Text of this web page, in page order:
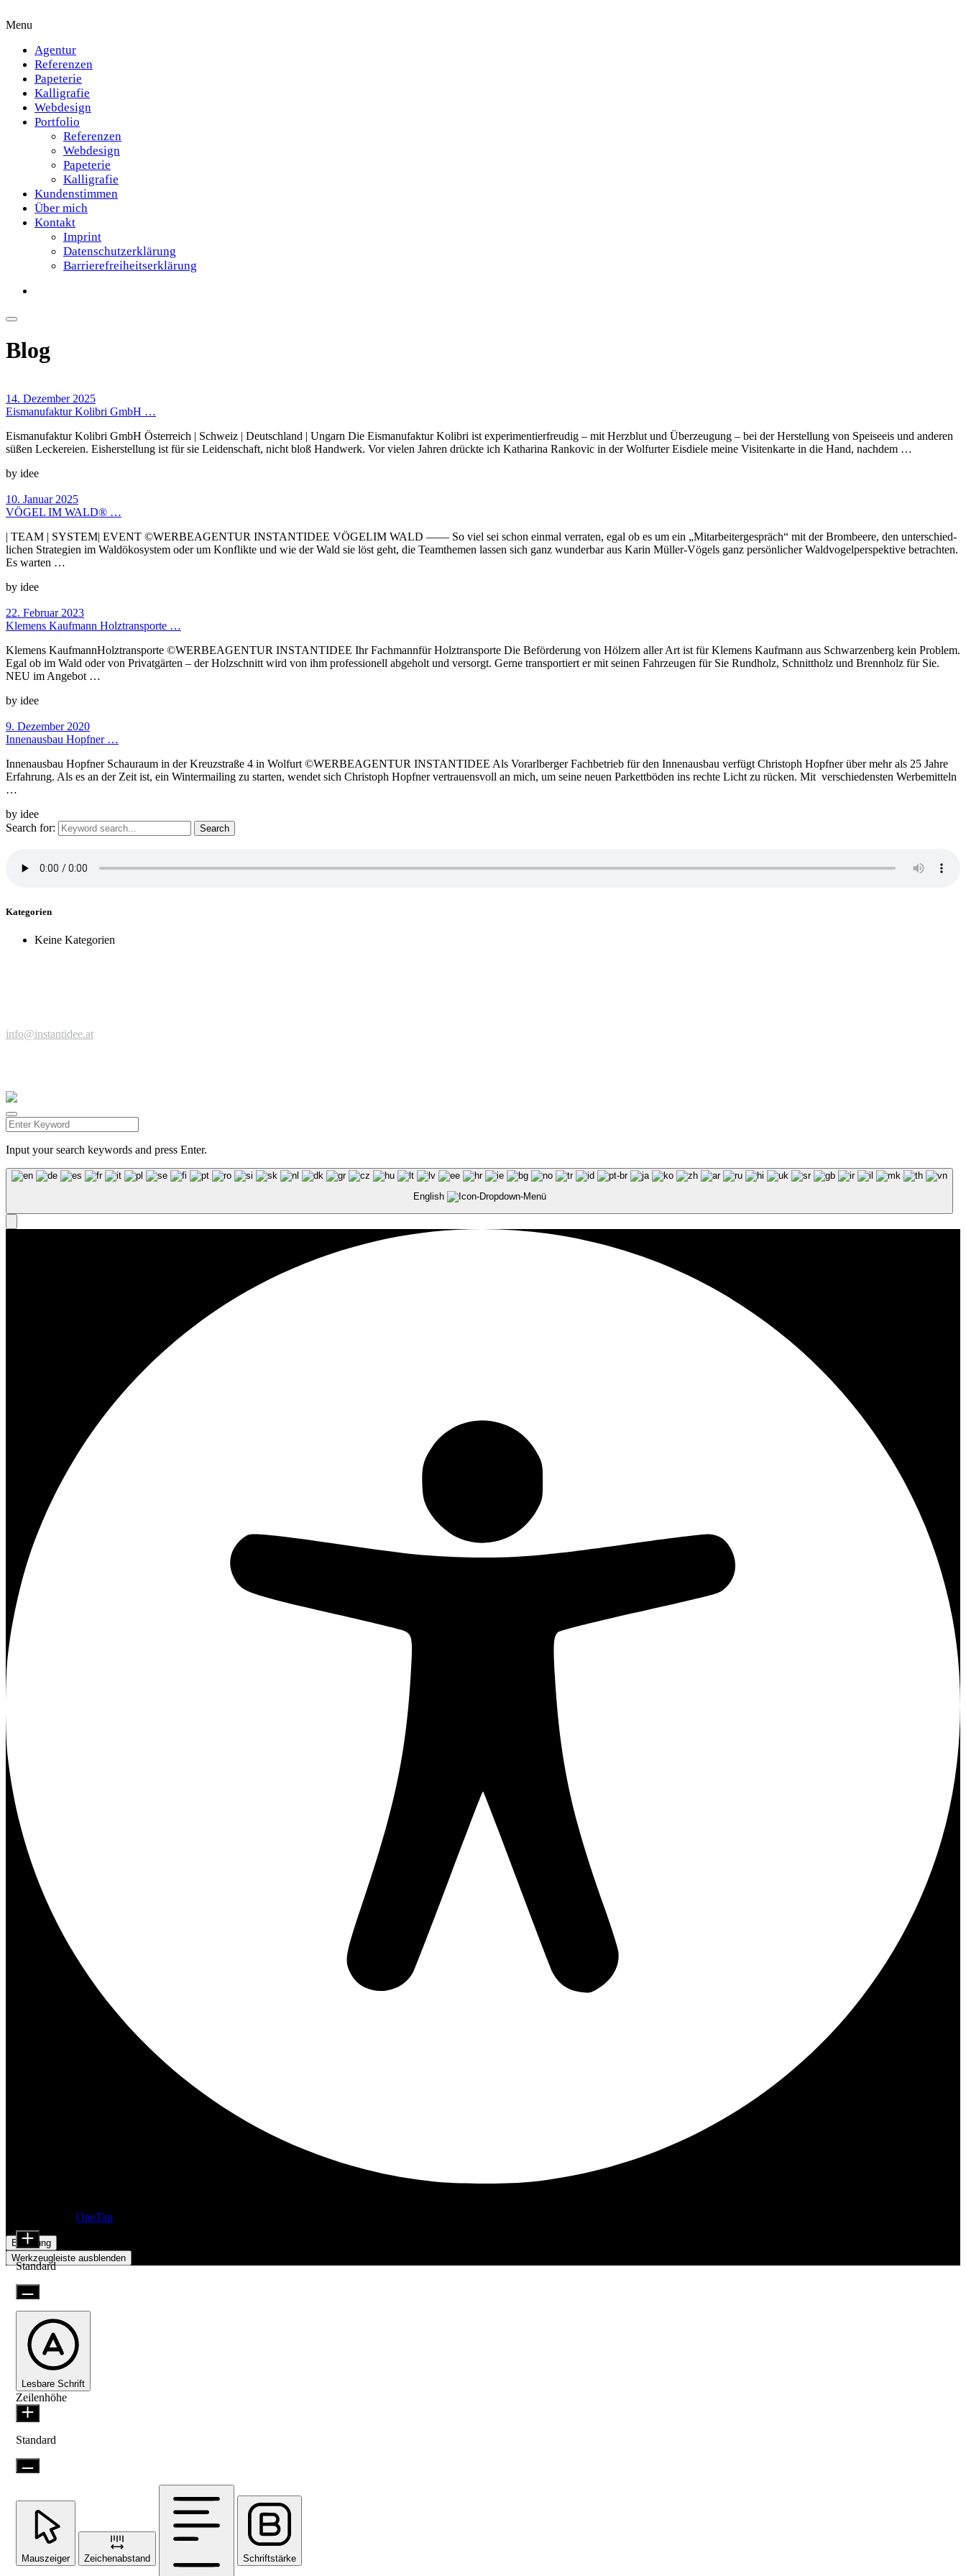
Menu
Agentur
Referenzen
Papeterie
Kalligrafie
Webdesign
Portfolio
Referenzen
Webdesign
Papeterie
Kalligrafie
Kundenstimmen
Über mich
Kontakt
Imprint
Datenschutzerklärung
Barrierefreiheitserklärung
Blog
14. Dezember 2025
Eismanufaktur Kolibri GmbH …
Eismanufaktur Kolibri GmbH Österreich | Schweiz | Deutschland | Ungarn Die Eismanufaktur Kolibri ist experimentierfreudig – mit Herzblut und Überzeugung – bei der Herstellung von Speiseeis und anderen
süßen Leckereien. Eisherstellung ist für sie Leidenschaft, nicht bloß Handwerk. Vor vielen Jahren drückte ich Katharina Rankovic in der Wolfurter Eisdiele meine Visitenkarte in die Hand, nachdem …
by idee
10. Januar 2025
VÖGEL IM WALD® …
| TEAM | SYSTEM| EVENT ©WERBEAGENTUR INSTANTIDEE VÖGELIM WALD —— So viel sei schon einmal ver­raten, egal ob es um ein „Mitarbeiter­gespräch“ mit der Brom­beere, den unter­schied­
lichen Strategien im Wald­öko­system oder um Konflikte und wie der Wald sie löst geht, die Team­themen lassen sich ganz wunderbar aus Karin Müller-Vögels ganz persön­licher Wald­vogel­perspektive betrachten.
Es warten …
by idee
22. Februar 2023
Klemens Kaufmann Holztransporte …
Klemens KaufmannHolztransporte ©WERBEAGENTUR INSTANTIDEE Ihr Fachmannfür Holztransporte Die Beförderung von Hölzern aller Art ist für Klemens Kaufmann aus Schwarzenberg kein Problem.
Egal ob im Wald oder von Privatgärten – der Holzschnitt wird von ihm professionell abgeholt und versorgt. Gerne transportiert er mit seinen Fahrzeugen für Sie Rundholz, Schnittholz und Brennholz für Sie.
NEU im Angebot …
by idee
9. Dezember 2020
Innenausbau Hopfner …
Innenausbau Hopfner Schauraum in der Kreuzstraße 4 in Wolfurt ©WERBEAGENTUR INSTANTIDEE Als Vorarlberger Fachbetrieb für den Innenausbau verfügt Christoph Hopfner über mehr als 25 Jahre
Erfahrung. Als es an der Zeit ist, ein Wintermailing zu starten, wendet sich Christoph Hopfner vertrauensvoll an mich, um seine neuen Parkettböden ins rechte Licht zu rücken. Mit verschiedensten Werbemitteln
…
by idee
Search for:
Kategorien
Keine Kategorien
info@instantidee.at
Input your search keywords and press Enter.
English
OneTap
Erklärung
Werkzeugleiste ausblenden
Inhaltsmodule
Standard
Lesbare Schrift
Zeilenhöhe
Standard
Mauszeiger Zeichenabstand Schriftstärke